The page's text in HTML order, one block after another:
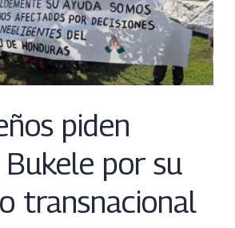
piden
por su
transnacional